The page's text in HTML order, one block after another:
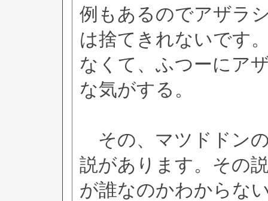
例もあるのでアザラ
は捨てきれないです
なくて、ふつーにア
な気がする。
その、マツドドン
説があります。その
が誰なのかわからな